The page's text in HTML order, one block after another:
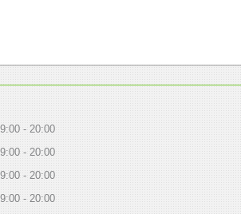
20:00
20:00
20:00
20:00